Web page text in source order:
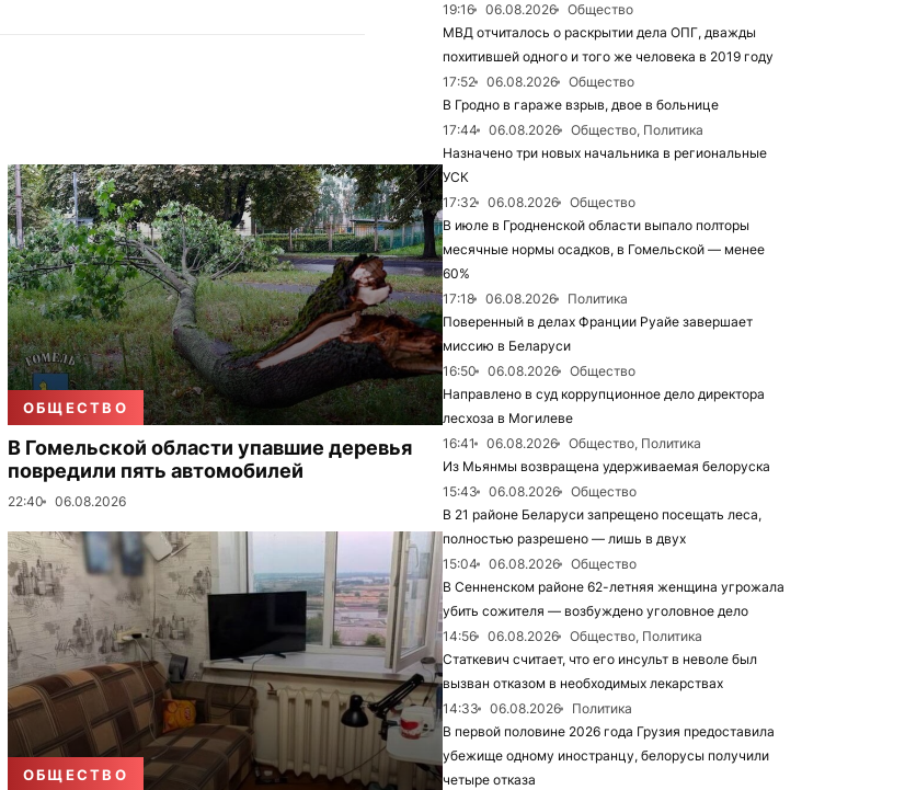
ОБЩЕСТВО
В Гомельской области упавшие деревья
повредили пять автомобилей
22:40 06.08.2026
ОБЩЕСТВО
19:16
06.08.2026
Общество
МВД отчиталось о раскрытии дела ОПГ, дважды
похитившей одного и того же человека в 2019 году
17:52
06.08.2026
Общество
В Гродно в гараже взрыв, двое в больнице
17:44
06.08.2026
Общество, Политика
Назначено три новых начальника в региональные
УСК
17:32
06.08.2026
Общество
В июле в Гродненской области выпало полторы
месячные нормы осадков, в Гомельской — менее
60%
17:18
06.08.2026
Политика
Поверенный в делах Франции Руайе завершает
миссию в Беларуси
16:50
06.08.2026
Общество
Направлено в суд коррупционное дело директора
лесхоза в Могилеве
16:41
06.08.2026
Общество, Политика
Из Мьянмы возвращена удерживаемая белоруска
15:43
06.08.2026
Общество
В 21 районе Беларуси запрещено посещать леса,
полностью разрешено — лишь в двух
15:04
06.08.2026
Общество
В Сенненском районе 62-летняя женщина угрожала
убить сожителя — возбуждено уголовное дело
14:56
06.08.2026
Общество, Политика
Статкевич считает, что его инсульт в неволе был
вызван отказом в необходимых лекарствах
14:33
06.08.2026
Политика
В первой половине 2026 года Грузия предоставила
убежище одному иностранцу, белорусы получили
четыре отказа